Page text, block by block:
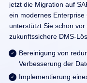
jetzt die Migration auf
ein modernes
unterstützt Sie schon
zukunftssichere DMS-
Bereinigung von
Verbesserung der
Implementierung